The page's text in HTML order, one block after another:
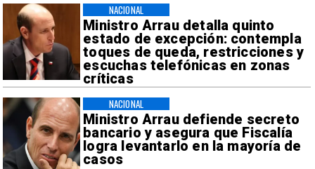
Ministro Arrau detalla quinto
estado de excepción: contempla
toques de queda, restricciones y
escuchas telefónicas en zonas
críticas
NACIONAL
Ministro Arrau defiende secreto
bancario y asegura que Fiscalía
logra levantarlo en la mayoría de
casos
NACIONAL